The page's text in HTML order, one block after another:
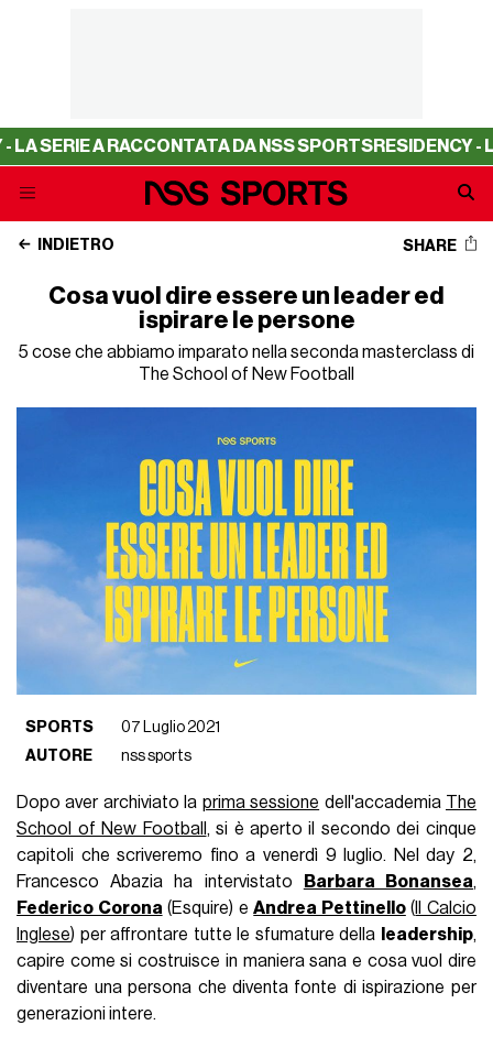
A RACCONTATA DA NSS SPORTSRESIDENCY - LA
INDIETRO SHARE
Cosa vuol dire essere un leader ed
ispirare le persone
5 cose che abbiamo imparato nella seconda masterclass di
The School of New Football
SPORTS
07 Luglio 2021
AUTORE
nss sports
Dopo aver archiviato la prima sessione dell'accademia The
School of New Football , si è aperto il secondo dei cinque
capitoli che scriveremo fino a venerdì 9 luglio. Nel day 2,
Francesco Abazia ha intervistato
Barbara Bonansea,
Federico Corona (Esquire) eAndrea Pettinello( Il Calcio
Inglese) per affrontare tutte le sfumature della leadership,
capire come si costruisce in maniera sana e cosa vuol dire
diventare una persona che diventa fonte di ispirazione per
generazioni intere.